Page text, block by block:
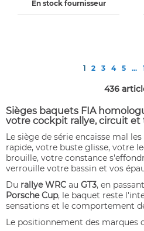
En stock fournisseur
Page
Vous êtes
1 Page
2 Page
3 Page
4 Page
5 ...
436
Sièges baquets FIA
votre cockpit rallye, circuit et
Le siège de série encaisse mal
rapide, votre buste glisse, votre
brouille, votre constance
verrouille votre bassin et vos
Du rallye WRC au GT3, en
Porsche Cup, le baquet reste
sensations et le comportement
Le positionnement des marques